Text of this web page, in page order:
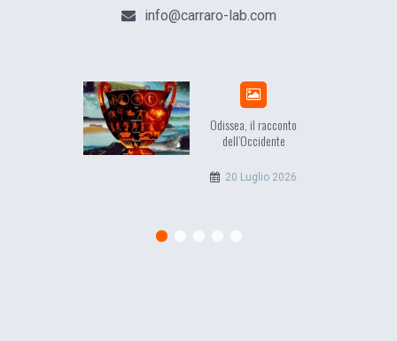
info@carraro-lab.com
Odissea, il racconto
dell’Occidente
20 Luglio 2026